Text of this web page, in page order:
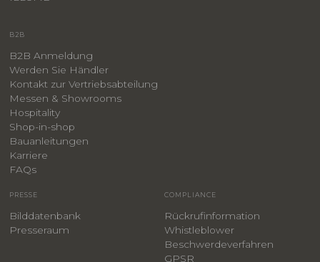
B2B
B2B Anmeldung
Werden Sie Händler
Kontakt zur Vertriebsabteilung
Messen & Showrooms
Hospitality
Shop-in-shop
Bauanleitungen
​Karriere
FAQs
PRESSE
Bilddatenbank
Presseraum
COMPLIANCE
Rückrufinformation
Whistleblower
​Beschwerdeverfahren
GPSR